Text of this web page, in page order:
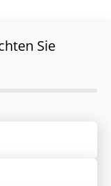
Sie